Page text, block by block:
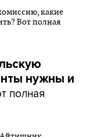
нужны и
полная